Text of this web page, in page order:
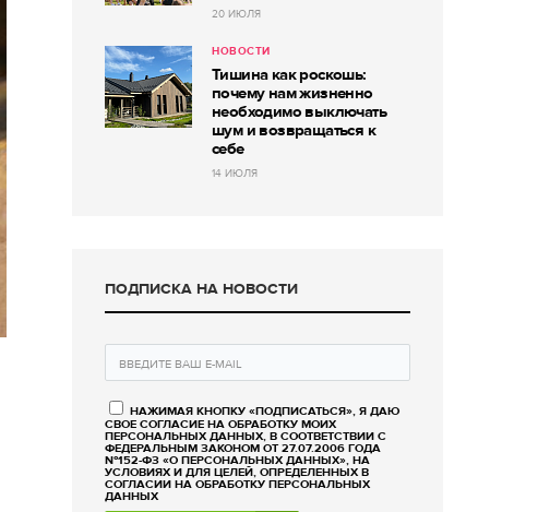
20 ИЮЛЯ
НОВОСТИ
Тишина как роскошь:
почему нам жизненно
необходимо выключать
шум и возвращаться к
себе
14 ИЮЛЯ
ПОДПИСКА НА НОВОСТИ
НАЖИМАЯ КНОПКУ «ПОДПИСАТЬСЯ», Я ДАЮ
СВОЕ СОГЛАСИЕ НА ОБРАБОТКУ МОИХ
ПЕРСОНАЛЬНЫХ ДАННЫХ, В СООТВЕТСТВИИ С
ФЕДЕРАЛЬНЫМ ЗАКОНОМ ОТ 27.07.2006 ГОДА
№152-ФЗ «О ПЕРСОНАЛЬНЫХ ДАННЫХ», НА
УСЛОВИЯХ И ДЛЯ ЦЕЛЕЙ, ОПРЕДЕЛЕННЫХ В
СОГЛАСИИ НА ОБРАБОТКУ ПЕРСОНАЛЬНЫХ
ДАННЫХ